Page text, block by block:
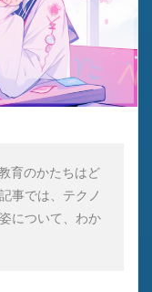
育のかたちはど
事では、テクノ
について、わか